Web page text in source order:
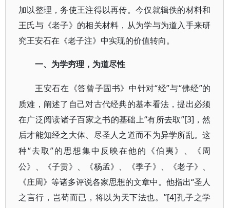
加以整理，务使王注得以再传。今仅就辑佚的材料和
王氏与《老子》的相关材料，从为学与为道入手来研
究王安石在《老子注》中实现的价值转向。
一、为学穷理，为道尽性
王安石在《答曾子固书》中针对“经”与“佛经”的
质难，阐述了自己对古代经典的基本看法，提出必须
在广泛阅读诸子百家之书的基础上“有所去取”[3] ，然
后才能知经之大体、尽圣人之道而不为异学所乱。这
种“去取”的思想集中反映在他的《伯夷》、《周
公》、《子贡》、《杨孟》、《季子》、《老子》、
《庄周》等诸多评说各家思想的文章中。他指出“圣人
之言行，岂苟而已，将以为天下法也。”[4]孔子之学